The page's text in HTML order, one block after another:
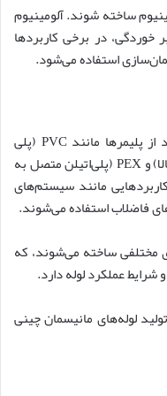
ساخته شوند. آلومینیوم
در برخی کاربردها
استفاده می‌شود.
برخی از لوله‌های مانیسمان چینی می‌توانند از پلیمرها مانند PVC (پلی
وینیل کلراید)، HDPE (پلی‌اتیلن با غلظت بالا) و PEX (پلی‌اتیلن متصل به
مانند سیستم‌های
فاضلاب استفاده می‌شوند.
مختلفی ساخته می‌شوند، که
عملکرد لوله دارد.
لوله‌های مانیسمان چینی